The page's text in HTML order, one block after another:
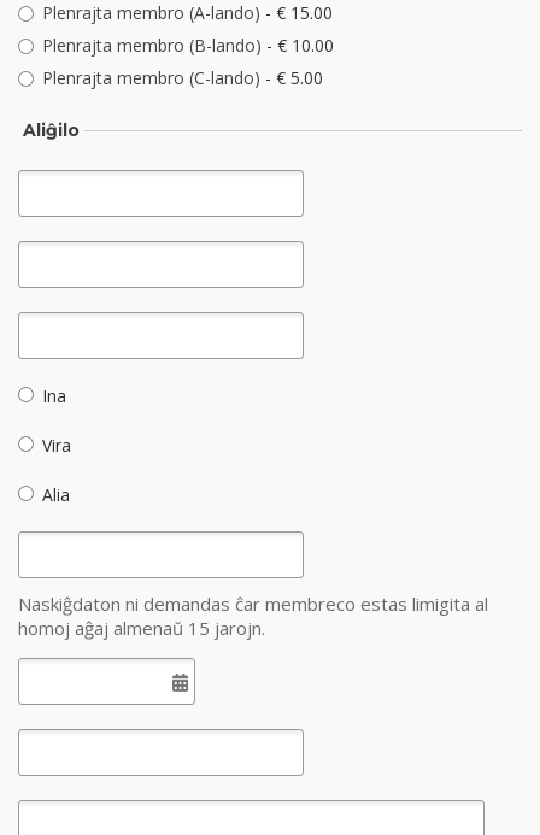
Plenrajta membro (A-lando) - € 15.00
Plenrajta membro (B-lando) - € 10.00
Plenrajta membro (C-lando) - € 5.00
Aliĝilo
Ina
Vira
Alia
Naskiĝdaton ni demandas ĉar membreco estas limigita al
homoj aĝaj almenaŭ 15 jarojn.